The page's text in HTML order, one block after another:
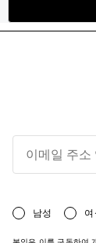
남성 여